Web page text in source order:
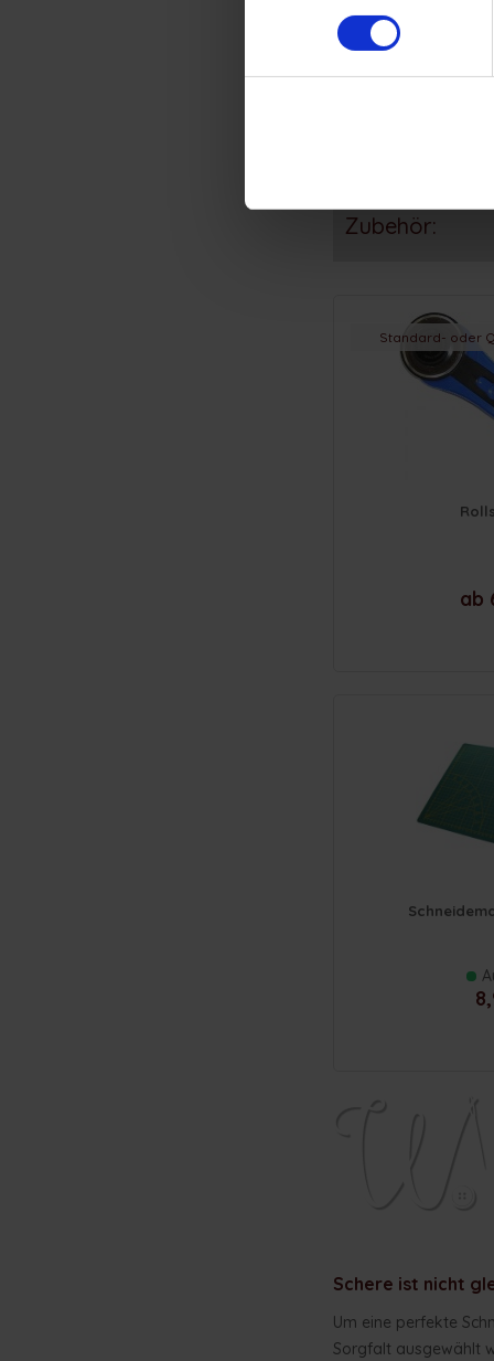
Zubehör:
Standard- oder
ab
Schere ist nicht
Um eine perfekte
Sorgfalt ausgewählt